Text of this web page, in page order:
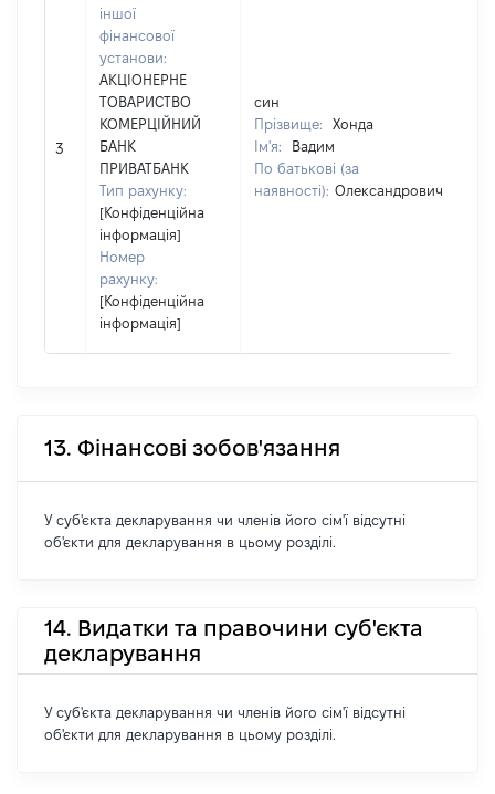
3
іншої
фінансової
установи:
АКЦІОНЕРНЕ
ТОВАРИСТВО
КОМЕРЦІЙНИЙ
БАНК
ПРИВАТБАНК
Тип рахунку:
[Конфіденційна
інформація]
Номер
рахунку:
[Конфіденційна
інформація]
син
Прізвище:
Хонда
Ім'я:
Вадим
По батькові (за
наявності): Олександрович
13. Фінансові зобов'язання
У суб'єкта декларування чи членів його сім'ї відсутні
об'єкти для декларування в цьому розділі.
14. Видатки та правочини суб'єкта
декларування
У суб'єкта декларування чи членів його сім'ї відсутні
об'єкти для декларування в цьому розділі.